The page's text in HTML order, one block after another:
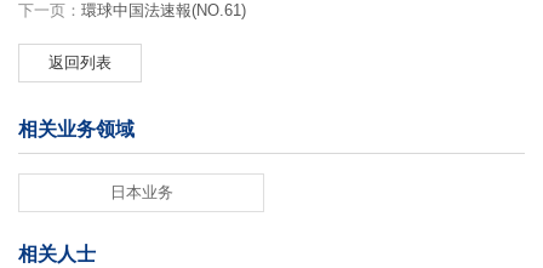
下一页： 環球中国法速報(NO.61)
返回列表
相关业务领域
日本业务
相关人士